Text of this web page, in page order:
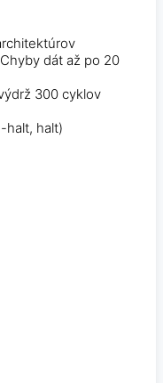
dát až po 20
300 cyklov
halt, halt)